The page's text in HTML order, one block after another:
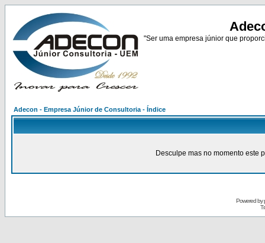
"Ser uma empresa júnior que
Adecon - Empresa Júnior de Consultoria - Índice
Desculpe mas no momento este
Powered by